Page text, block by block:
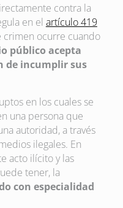
contra la
en el artículo 419
crimen ocurre cuando
público acepta
de incumplir sus
en los cuales se
una persona que
autoridad, a través
ilegales. En
acto ilícito y las
tener, la
con especialidad